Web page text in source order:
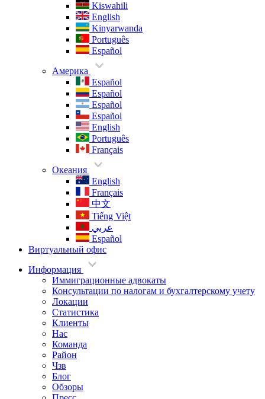
Kiswahili
English
Kinyarwanda
Português
Español
Америка
Español
Español
Español
Español
English
Português
Français
Океания
English
Français
中文
Tiếng Việt
عربي
Español
Виртуальный офис
Информация
Иммиграционные адвокаты
Консультации по налогам и бухгалтерскому учету
Локации
Статистика
Клиенты
Нас
Команда
Район
Чзв
Блог
Обзоры